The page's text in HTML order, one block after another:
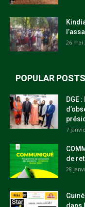
26 mai
POPULAR POSTS
DGE
7
de
28